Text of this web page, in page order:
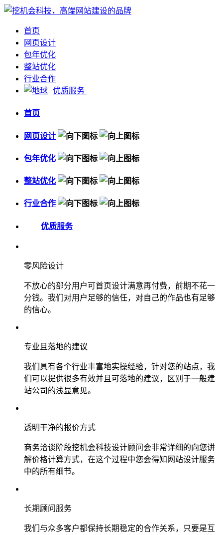
首页
网页设计
包年优化
整站优化
行业合作
优质服务
首页
网页设计
包年优化
整站优化
行业合作
优质服务
零风险设计
不放心的部分用户可首页设计满意再付费，前期不花一
分钱。我们对用户足够的信任，对自己的作品也有足够
的信心。
专业且落地的建议
我们具有各个行业丰富地实操经验，针对您的站点，我
们可以提供很多有效并且可落地的建议，区别于一般建
站公司的浅显意见。
透明干净的报价方式
商务洽谈阶段挖机会科技设计顾问会非常详细的向您讲
解价格计算方式，在这个过程中您会得知网站设计服务
中的所有细节。
长期顾问服务
我们与众多客户都保持长期稳定的合作关系，只要是互